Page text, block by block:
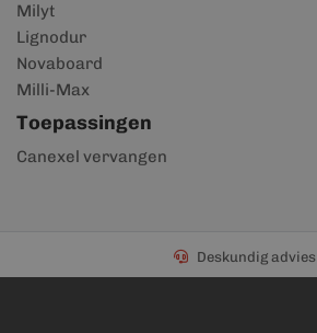
Milyt
Lignodur
Novaboard
Milli-Max
Toepassingen
Canexel vervangen
Deskundig advies